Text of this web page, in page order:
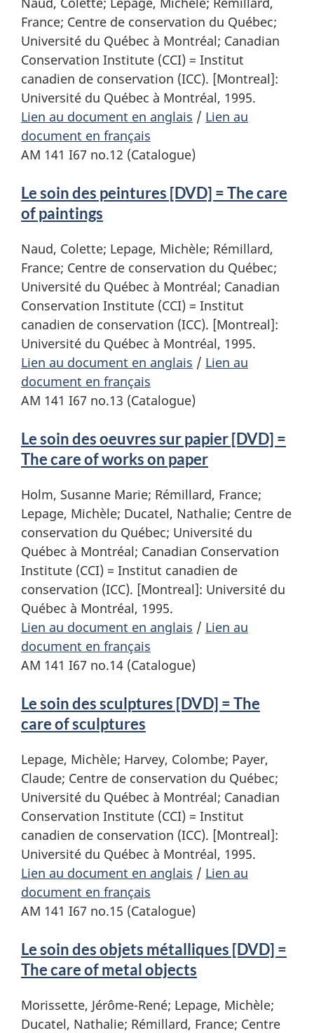
France; Centre de conservation du Québec;
Université du Québec à Montréal; Canadian
Conservation Institute (CCI) = Institut
canadien de conservation (ICC). [Montreal]:
Université du Québec à Montréal, 1995.
Lien au document en anglais / Lien au
document en français
AM 141 I67 no.12 (Catalogue)
Le soin des peintures [DVD] = The care
of paintings
Naud, Colette; Lepage, Michèle; Rémillard,
France; Centre de conservation du Québec;
Université du Québec à Montréal; Canadian
Conservation Institute (CCI) = Institut
canadien de conservation (ICC). [Montreal]:
Université du Québec à Montréal, 1995.
Lien au document en anglais / Lien au
document en français
AM 141 I67 no.13 (Catalogue)
Le soin des oeuvres sur papier [DVD] =
The care of works on paper
Holm, Susanne Marie; Rémillard, France;
Lepage, Michèle; Ducatel, Nathalie; Centre de
conservation du Québec; Université du
Québec à Montréal; Canadian Conservation
Institute (CCI) = Institut canadien de
conservation (ICC). [Montreal]: Université du
Québec à Montréal, 1995.
Lien au document en anglais / Lien au
document en français
AM 141 I67 no.14 (Catalogue)
Le soin des sculptures [DVD] = The
care of sculptures
Lepage, Michèle; Harvey, Colombe; Payer,
Claude; Centre de conservation du Québec;
Université du Québec à Montréal; Canadian
Conservation Institute (CCI) = Institut
canadien de conservation (ICC). [Montreal]:
Université du Québec à Montréal, 1995.
Lien au document en anglais / Lien au
document en français
AM 141 I67 no.15 (Catalogue)
Le soin des objets métalliques [DVD] =
The care of metal objects
Morissette, Jérôme-René; Lepage, Michèle;
Ducatel, Nathalie; Rémillard, France; Centre